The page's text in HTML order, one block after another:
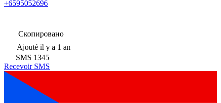
+6595052696
Скопировано
Ajouté il y a 1 an
SMS 1345
Recevoir SMS